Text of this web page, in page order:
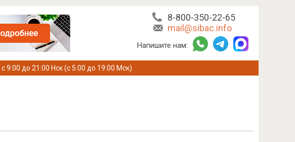
8-800-350-22-65
mail@sibac.info
Напишите нам:
9:00 до 21:00 Нск (с 5:00 до 19:00 Мск)